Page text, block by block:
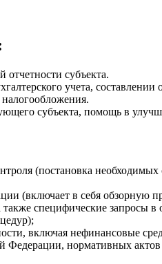
субъекта.
учета, составлении
субъекта, помощь в
(постановка
(включает в себя обзорную
специфические запросы
включая нефинансовые
Федерации, нормативных